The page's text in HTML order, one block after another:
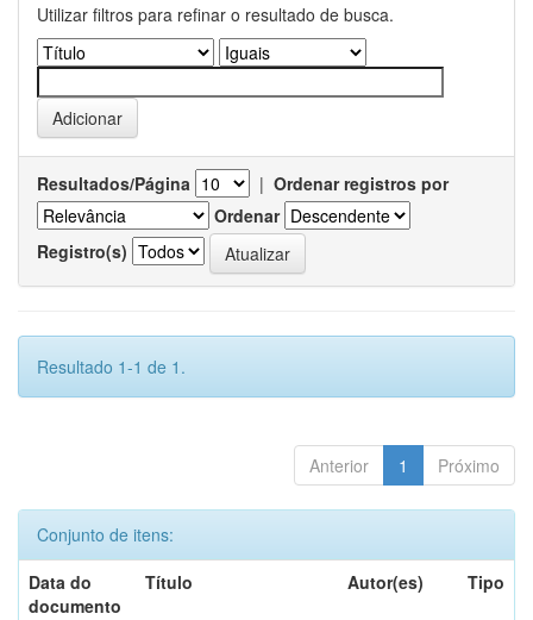
Utilizar filtros para refinar o resultado de busca.
Resultados/Página | Ordenar registros por
Ordenar
Registro(s)
Resultado 1-1 de 1.
Anterior 1 Próximo
Conjunto de itens:
Data do
documento
Título Autor(es) Tipo